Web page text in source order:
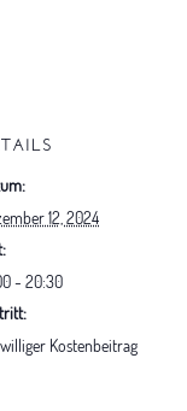
12, 2024
- 20:30
Kostenbeitrag